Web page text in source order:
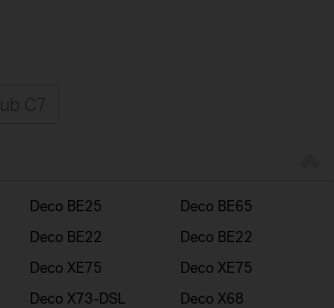
Deco BE25
Deco BE65
Deco BE22
Deco BE22
Deco XE75
Deco XE75
Deco X73-DSL
Deco X68